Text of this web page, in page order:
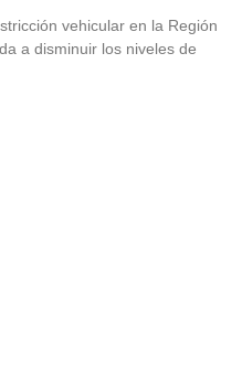
vehicular en la Región
a disminuir los niveles de